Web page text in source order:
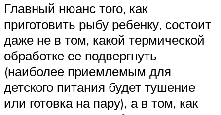
Главный нюанс того, как
приготовить рыбу ребенку, состоит
даже не в том, какой термической
обработке ее подвергнуть
(наиболее приемлемым для
детского питания будет тушение
или готовка на пару), а в том, как